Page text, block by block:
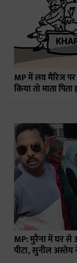
MP में लव मैरिज
किया तो माता
MP: मुरैना में घर
पीटा, सुनील अस्तेय